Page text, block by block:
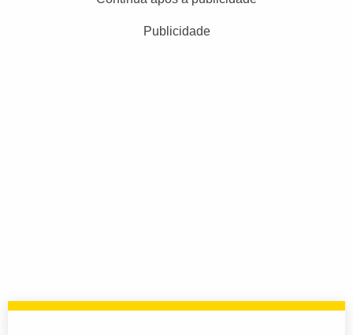
Publicidade